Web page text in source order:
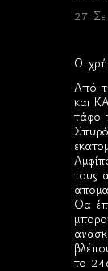
27
Ο
Από
και
τάφο
τους
Θα
το